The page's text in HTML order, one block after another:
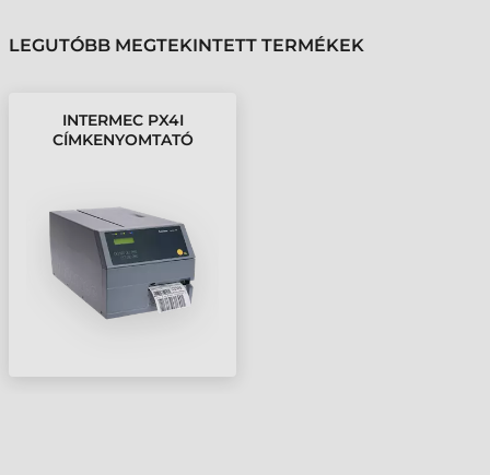
LEGUTÓBB MEGTEKINTETT TERMÉKEK
INTERMEC PX4I
CÍMKENYOMTATÓ